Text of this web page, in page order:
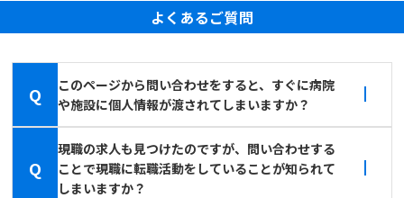
よくあるご質問
Q
このページから問い合わせをすると、すぐに病院
や施設に個人情報が渡されてしまいますか？
Q
現職の求人も見つけたのですが、問い合わせする
ことで現職に転職活動をしていることが知られて
しまいますか？